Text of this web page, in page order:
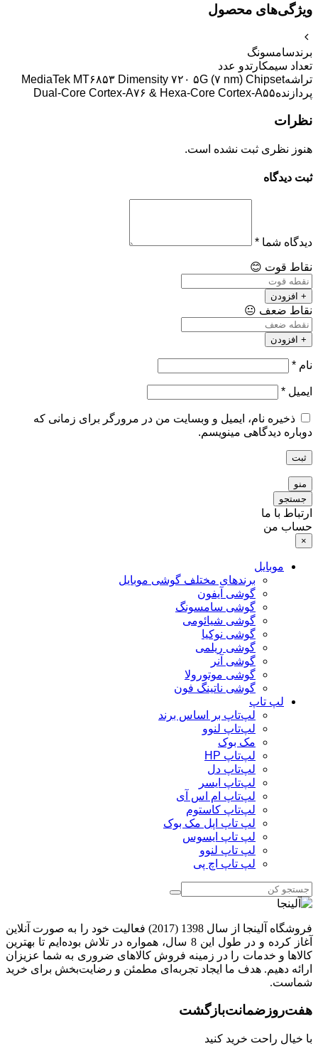
ویژگی‌های محصول
برندسامسونگ
تعداد سیمکارتدو عدد
تراشهMediaTek MT۶۸۵۳ Dimensity ۷۲۰ ۵G (۷ nm) Chipset
پردازندهDual-Core Cortex-A۷۶ & Hexa-Core Cortex-A۵۵
نظرات
هنوز نظری ثبت نشده است.
ثبت دیدگاه
دیدگاه شما *
نقاط قوت 😊
+ افزودن
نقاط ضعف 😐
+ افزودن
نام *
ایمیل *
ذخیره نام، ایمیل و وبسایت من در مرورگر برای زمانی که
دوباره دیدگاهی مینویسم.
ثبت
منو
جستجو
ارتباط با ما
حساب من
×
موبایل
برندهای مختلف گوشی موبایل
گوشی آیفون
گوشی سامسونگ
گوشی شیائومی
گوشی نوکیا
گوشی ریلمی
گوشی آنر
گوشی موتورولا
گوشی ناتینگ فون
لپ تاپ
لپ‌تاپ بر اساس برند
لپ‌تاپ لنوو
مک بوک
لپ‌تاپ HP
لپ‌تاپ دل
لپ‌تاپ ایسر
لپ‌تاپ ام اس آی
لپ‌تاپ کاستوم
لپ تاپ اپل مک بوک
لپ تاپ ایسوس
لپ تاپ لنوو
لپ تاپ اچ پی
فروشگاه آلینجا از سال 1398 (2017) فعالیت خود را به صورت آنلاین
آغاز کرده و در طول این 8 سال، همواره در تلاش بوده‌ایم تا بهترین
کالاها و خدمات را در زمینه فروش کالاهای ضروری به شما عزیزان
ارائه دهیم. هدف ما ایجاد تجربه‌ای مطمئن و رضایت‌بخش برای خرید
شماست.
هفت‌روز‌ضمانت‌بازگشت
با خیال راحت خرید کنید